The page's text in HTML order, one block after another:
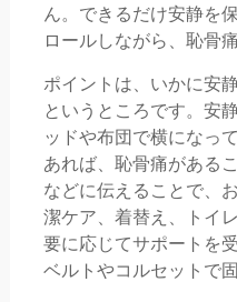
ん。できるだけ安静を
ロールしながら、恥骨
ポイントは、いかに安
というところです。安
ッドや布団で横になっ
あれば、恥骨痛がある
などに伝えることで、
潔ケア、着替え、トイ
要に応じてサポートを
ベルトやコルセットで